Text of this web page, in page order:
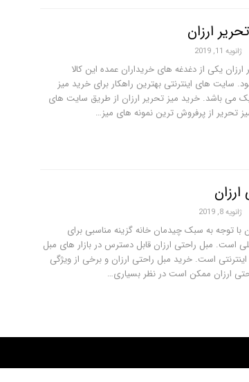
ارزان
ژانویه 11, 2019
یکی از دغدغه های خریداران عمده این کالا
های اینترنتی بهترین راهکار برای خرید میز
می باشد. خرید میز تحریر ارزان از طریق سایت های
میز تحریر از پرفروش ترین نمونه های میز…
ژانویه 8, 2019
با توجه به سبک چیدمان خانه گزینه مناسبی برای
است. مبل راحتی ارزان قابل دسترس در بازار های مبل
است. خرید مبل راحتی ارزان و برخی از ویژگی
ارزان ممکن است در نظر بسیاری…